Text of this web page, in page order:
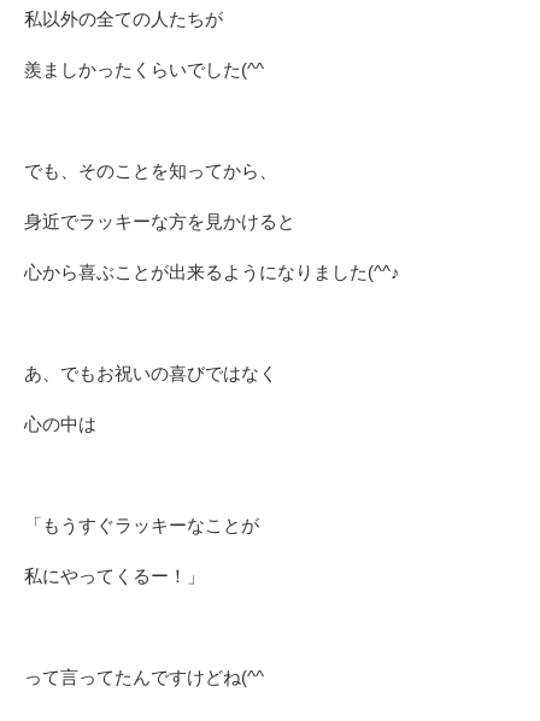
私以外の全ての人たちが
羨ましかったくらいでした(^^ゞ
でも、そのことを知ってから、
身近でラッキーな方を見かけると
心から喜ぶことが出来るようになりました(^^♪
あ、でもお祝いの喜びではなく
心の中は
「もうすぐラッキーなことが
私にやってくるー！」
って言ってたんですけどね(^^ゞ